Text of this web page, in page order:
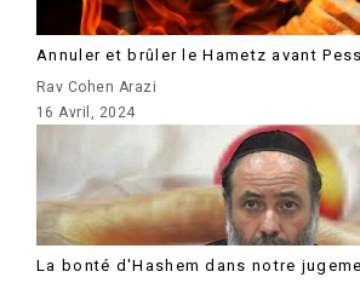
Annuler et brûler le Hametz avant
Rav Cohen Arazi
16 Avril, 2024
La bonté d'Hashem dans notre